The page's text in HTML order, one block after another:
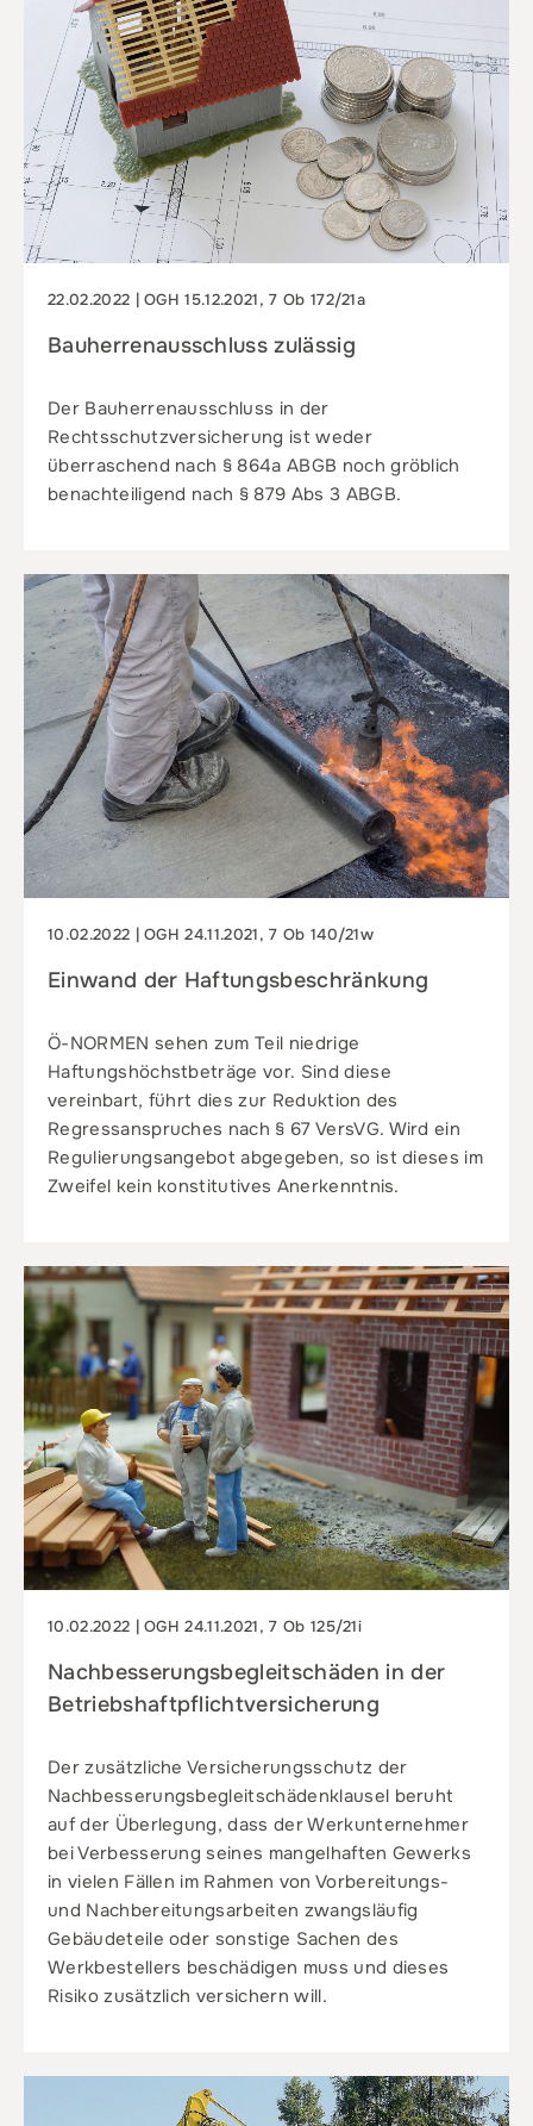
22.02.2022 | OGH 15.12.2021, 7 Ob 172/21a
Bauherrenausschluss zulässig
Der Bauherrenausschluss in der
Rechtsschutzversicherung ist weder
überraschend nach § 864a ABGB noch gröblich
benachteiligend nach § 879 Abs 3 ABGB.
10.02.2022 | OGH 24.11.2021, 7 Ob 140/21w
Einwand der Haftungsbeschränkung
Ö-NORMEN sehen zum Teil niedrige
Haftungshöchstbeträge vor. Sind diese
vereinbart, führt dies zur Reduktion des
Regressanspruches nach § 67 VersVG. Wird ein
Regulierungsangebot abgegeben, so ist dieses im
Zweifel kein konstitutives Anerkenntnis.
10.02.2022 | OGH 24.11.2021, 7 Ob 125/21i
Nachbesserungs­begleit­schäden in der
Betriebs­haftpflicht­versicherung
Der zusätzliche Versicherungsschutz der
Nachbesserungsbegleitschädenklausel beruht
auf der Überlegung, dass der Werkunternehmer
bei Verbesserung seines mangelhaften Gewerks
in vielen Fällen im Rahmen von Vorbereitungs-
und Nachbereitungsarbeiten zwangsläufig
Gebäudeteile oder sonstige Sachen des
Werkbestellers beschädigen muss und dieses
Risiko zusätzlich versichern will.